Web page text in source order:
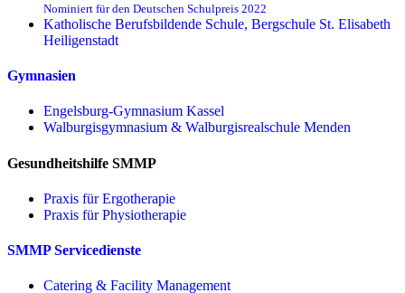
Nominiert für den Deutschen Schulpreis 2022
Katholische Berufsbildende Schule, Bergschule St. Elisabeth
Heiligenstadt
Gymnasien
Engelsburg-Gymnasium Kassel
Walburgisgymnasium & Walburgisrealschule Menden
Gesundheitshilfe SMMP
Praxis für Ergo­therapie
Praxis für Physio­therapie
SMMP Servicedienste
Catering & Facility Management